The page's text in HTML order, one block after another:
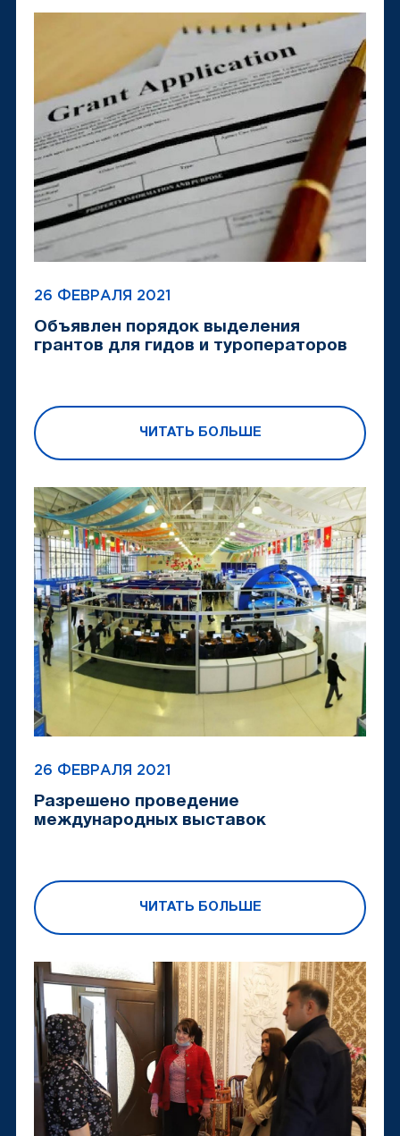
26 ФЕВРАЛЯ 2021
Объявлен порядок выделения
грантов для гидов и туроператоров
ЧИТАТЬ БОЛЬШЕ
26 ФЕВРАЛЯ 2021
Разрешено проведение
международных выставок
ЧИТАТЬ БОЛЬШЕ